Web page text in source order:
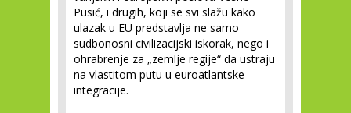
Pusić, i drugih, koji se svi slažu kako
ulazak u EU predstavlja ne samo
sudbonosni civilizacijski iskorak, nego i
ohrabrenje za „zemlje regije“ da ustraju
na vlastitom putu u euroatlantske
integracije.